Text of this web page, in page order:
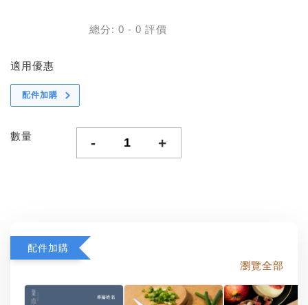
總分: 0 - 0 評價
適用優惠
配件加購
數量 - +
配件加購
瀏覽全部